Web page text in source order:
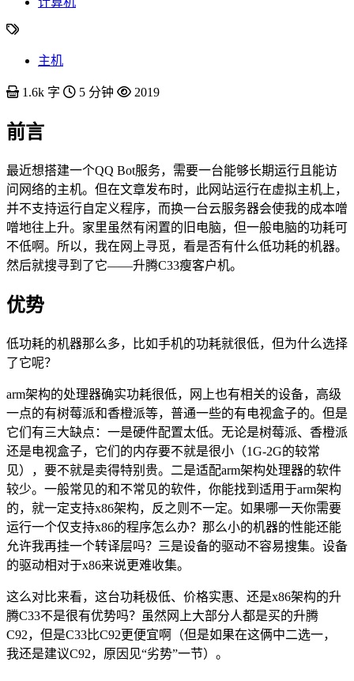
主机
1.6k 字 5 分钟 2019
前言
最近想搭建一个QQ Bot服务，需要一台能够长期运行且能访
问网络的主机。但在文章发布时，此网站运行在虚拟主机上，
并不支持运行自定义程序，而换一台云服务器会使我的成本噌
噌地往上升。家里虽然有闲置的旧电脑，但一般电脑的功耗可
不低啊。所以，我在网上寻觅，看是否有什么低功耗的机器。
然后就搜寻到了它——升腾C33瘦客户机。
优势
低功耗的机器那么多，比如手机的功耗就很低，但为什么选择
了它呢？
arm架构的处理器确实功耗很低，网上也有相关的设备，高级
一点的有树莓派和香橙派等，普通一些的有电视盒子的。但是
它们有三大缺点：一是硬件配置太低。无论是树莓派、香橙派
还是电视盒子，它们的内存要不就是很小（1G-2G的较常
见），要不就是卖得特别贵。二是适配arm架构处理器的软件
较少。一般常见的和不常见的软件，你能找到适用于arm架构
的，就一定支持x86架构，反之则不一定。如果哪一天你需要
运行一个仅支持x86的程序怎么办？那么小的机器的性能还能
允许我再挂一个转译层吗？三是设备的驱动不容易搜集。设备
的驱动相对于x86来说更难收集。
这么对比来看，这台功耗极低、价格实惠、还是x86架构的升
腾C33不是很有优势吗？虽然网上大部分人都是买的升腾
C92，但是C33比C92更便宜啊（但是如果在这俩中二选一，
我还是建议C92，原因见“劣势”一节）。